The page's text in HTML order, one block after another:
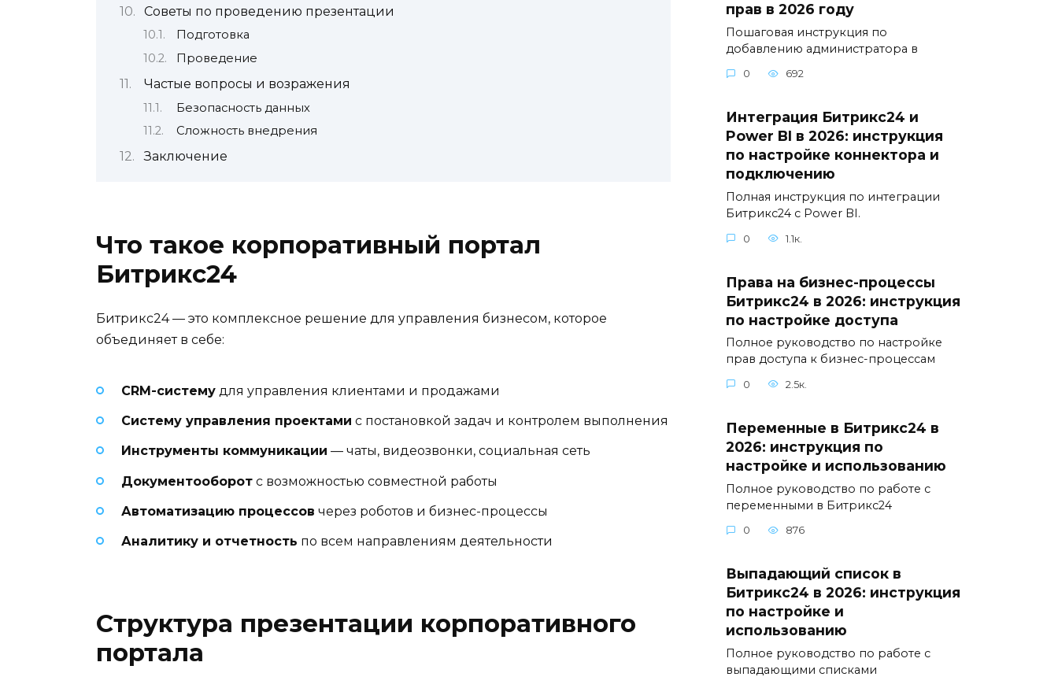
Советы по проведению презентации
Подготовка
Проведение
Частые вопросы и возражения
Безопасность данных
Сложность внедрения
Заключение
Что такое корпоративный портал
Битрикс24
Битрикс24 — это комплексное решение для управления бизнесом, которое
объединяет в себе:
CRM-систему для управления клиентами и продажами
Систему управления проектами с постановкой задач и контролем выполнения
Инструменты коммуникации — чаты, видеозвонки, социальная сеть
Документооборот с возможностью совместной работы
Автоматизацию процессов через роботов и бизнес-процессы
Аналитику и отчетность по всем направлениям деятельности
Структура презентации корпоративного
портала
прав в 2026 году
Пошаговая инструкция по
добавлению администратора в
0 692
Интеграция Битрикс24 и
Power BI в 2026: инструкция
по настройке коннектора и
подключению
Полная инструкция по интеграции
Битрикс24 с Power BI.
0 1.1к.
Права на бизнес-процессы
Битрикс24 в 2026: инструкция
по настройке доступа
Полное руководство по настройке
прав доступа к бизнес-процессам
0 2.5к.
Переменные в Битрикс24 в
2026: инструкция по
настройке и использованию
Полное руководство по работе с
переменными в Битрикс24
0 876
Выпадающий список в
Битрикс24 в 2026: инструкция
по настройке и
использованию
Полное руководство по работе с
выпадающими списками